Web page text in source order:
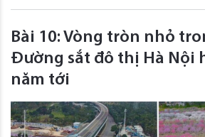
Bài 10: Vòng tròn nhỏ
Đường sắt đô thị Hà Nội
năm tới